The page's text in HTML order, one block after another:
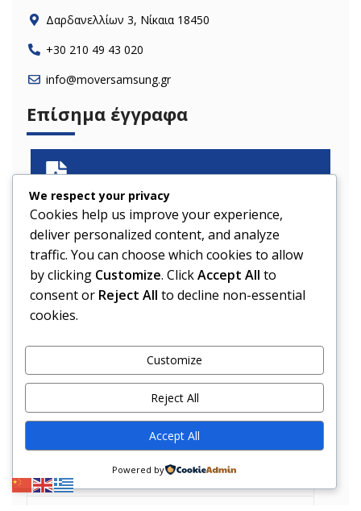
Δαρδανελλίων 3, Νίκαια 18450
+30 210 49 43 020
info@moversamsung.gr
Επίσημα έγγραφα
Συμβόλαιο Mover Samsung
Επίσημο έγγραφη σύμβασης
Έντυπο εγγύησης
Επίσημο έντυπο εγγύησης
Πλοήγηση
Η εταιρεία μας
We respect your privacy
Cookies help us improve your experience,
deliver personalized content, and analyze
traffic. You can choose which cookies to allow
by clicking Customize. ClickAccept All to
consent or Reject All to decline non-essential
cookies.
Customize
Reject All
Accept All
Powered by